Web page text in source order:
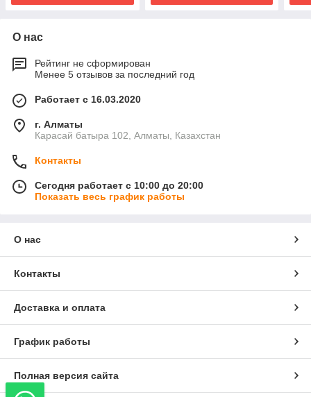
О нас
Рейтинг не сформирован
Менее 5 отзывов за последний год
Работает с 16.03.2020
г. Алматы
Карасай батыра 102, Алматы, Казахстан
Контакты
Сегодня работает с 10:00 до 20:00
Показать весь график работы
О нас
Контакты
Доставка и оплата
График работы
Полная версия сайта